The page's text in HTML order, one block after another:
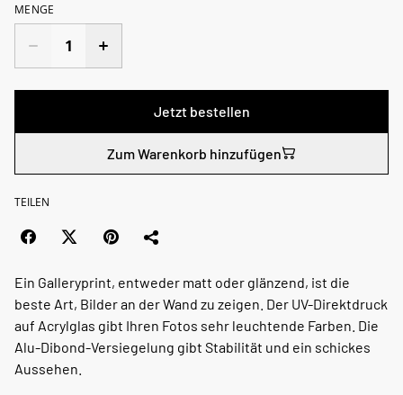
MENGE
Jetzt bestellen
Zum Warenkorb hinzufügen
TEILEN
Ein Galleryprint, entweder matt oder glänzend, ist die
beste Art, Bilder an der Wand zu zeigen. Der UV-Direktdruck
auf Acrylglas gibt Ihren Fotos sehr leuchtende Farben. Die
Alu-Dibond-Versiegelung gibt Stabilität und ein schickes
Aussehen.